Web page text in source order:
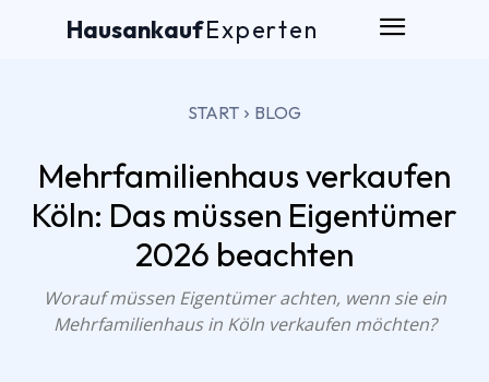
HausankaufExperten
START BLOG
Mehrfamilienhaus verkaufen
Köln: Das müssen Eigentümer
2026 beachten
Worauf müssen Eigentümer achten, wenn sie ein
Mehrfamilienhaus in Köln verkaufen möchten?